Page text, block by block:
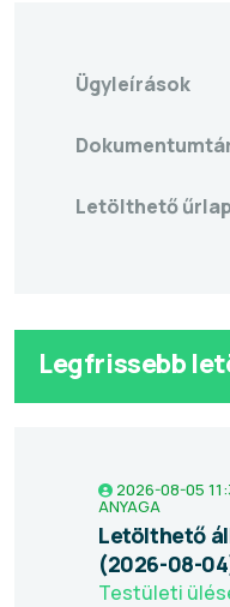
Ügyleírások
Letölthető
Legfrissebb
2026-08-05
ANYAGA
Letölthető
(2026-08-
Testületi